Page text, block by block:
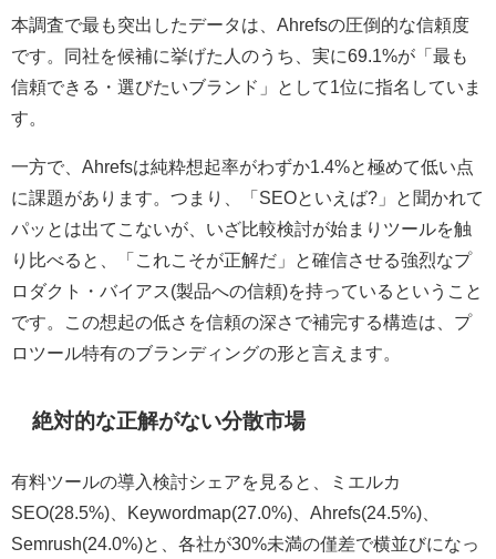
本調査で最も突出したデータは、Ahrefsの圧倒的な信頼度
です。同社を候補に挙げた人のうち、実に69.1%が「最も
信頼できる・選びたいブランド」として1位に指名していま
す。
一方で、Ahrefsは純粋想起率がわずか1.4%と極めて低い点
に課題があります。つまり、「SEOといえば?」と聞かれて
パッとは出てこないが、いざ比較検討が始まりツールを触
り比べると、「これこそが正解だ」と確信させる強烈なプ
ロダクト・バイアス(製品への信頼)を持っているということ
です。この想起の低さを信頼の深さで補完する構造は、プ
ロツール特有のブランディングの形と言えます。
絶対的な正解がない分散市場
有料ツールの導入検討シェアを見ると、ミエルカ
SEO(28.5%)、Keywordmap(27.0%)、Ahrefs(24.5%)、
Semrush(24.0%)と、各社が30%未満の僅差で横並びになっ